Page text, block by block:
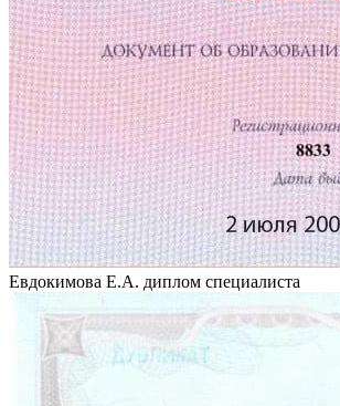
Евдокимова Е.А. диплом специалиста